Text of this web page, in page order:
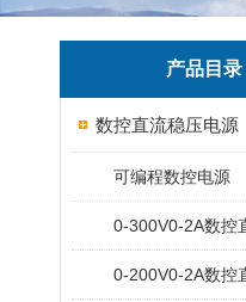
产品目录
数控直流稳压电源
可编程数控电源